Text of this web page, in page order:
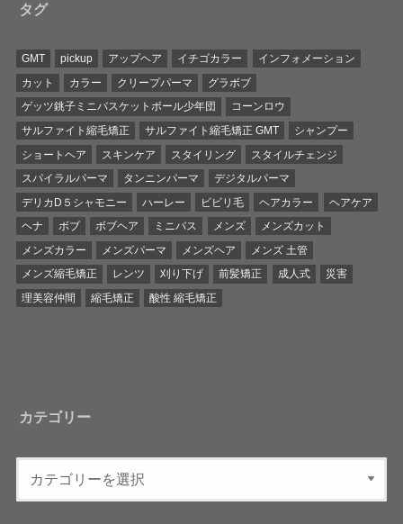
タグ
GMT pickup アップヘア イチゴカラー
インフォメーション
カット
カラー クリープパーマ
グラボブ
ゲッツ銚子ミニバスケットボール少年団
コーンロウ
サルファイト縮毛矯正
サルファイト縮毛矯正 GMT
シャンプー
ショートヘア
スキンケア スタイリング
スタイルチェンジ
スパイラルパーマ
タンニンパーマ
デジタルパーマ
デリカD５シャモニー
ハーレー ビビリ毛 ヘアカラー
ヘアケア
ヘナ
ボブ ボブヘア ミニバス メンズ
メンズカット
メンズカラー
メンズパーマ メンズヘア
メンズ 土管
メンズ縮毛矯正
レンツ 刈り下げ 前髪矯正 成人式
災害
理美容仲間
縮毛矯正 酸性 縮毛矯正
カテゴリー